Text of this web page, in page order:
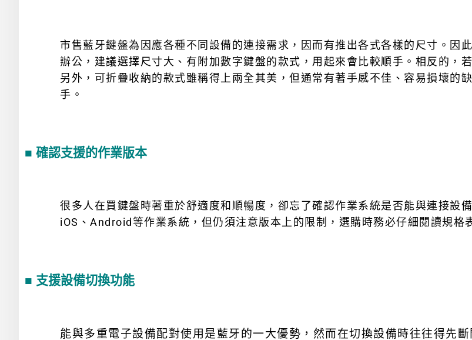
市售藍牙鍵盤為因應各種不同設備的連接需求，因而有推出各式各樣的尺寸。因
辦公，建議選擇尺寸大、有附加數字鍵盤的款式，用起來會比較順手。相反的，
另外，可折疊收納的款式雖稱得上兩全其美，但通常有著手感不佳、容易損壞的
手。
■ 確認支援的作業版本
很多人在買鍵盤時著重於舒適度和順暢度，卻忘了確認作業系統是否能與連接設
iOS、Android等作業系統，但仍須注意版本上的限制，選購時務必仔細閱讀規格
■ 支援設備切換功能
能與多重電子設備配對使用是藍牙的一大優勢，然而在切換設備時往往得先